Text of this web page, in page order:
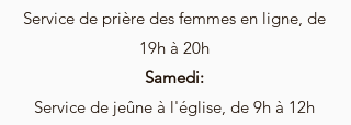
Service de prière des femmes en ligne, de
19h à 20h
Samedi:
Service de jeûne à l'église, de 9h à 12h